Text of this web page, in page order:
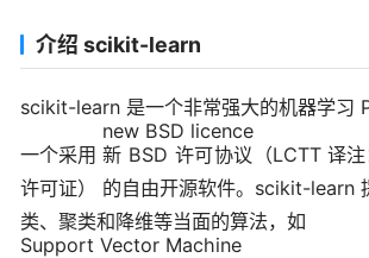
介绍 scikit-learn
scikit-learn 是一个非常强大的机器学习
一个采用 新 BSD 许可协议
new BSD licence
（LCTT 译
许可证） 的自由开源软件。scikit-learn
类、聚类和降维等当面的算法，如
Support Vector Machine